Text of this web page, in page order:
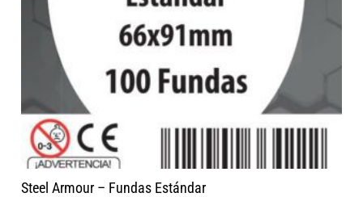
Steel Armour – Fundas Estándar